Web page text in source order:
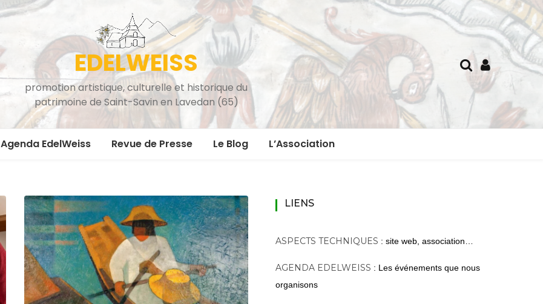
EDELWEISS
promotion artistique, culturelle et historique du
patrimoine de Saint-Savin en Lavedan (65)
Agenda EdelWeiss Revue de Presse Le Blog L’Association
Boutique
Agenda de la Vallée
LIENS
ASPECTS TECHNIQUES : site web, association…
AGENDA EDELWEISS : Les événements que nous
organisons